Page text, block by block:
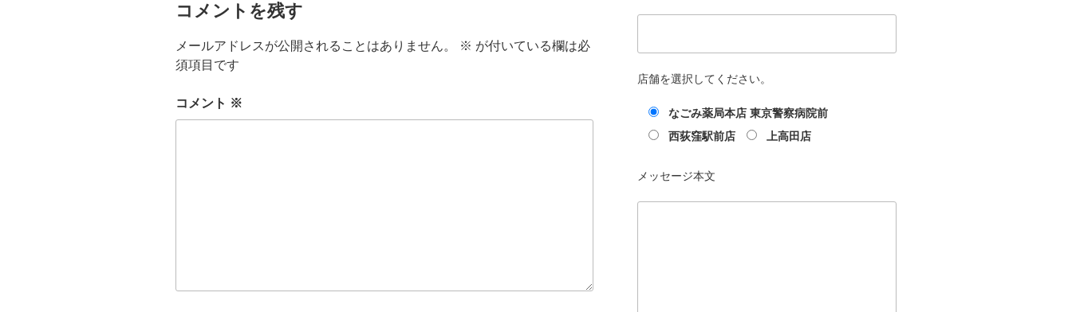
コメントを残す
メールアドレスが公開されることはありません。 ※ が付いている欄は必
須項目です
コメント ※
店舗を選択してください。
なごみ薬局本店 東京警察病院前
西荻窪駅前店
上高田店
メッセージ本文